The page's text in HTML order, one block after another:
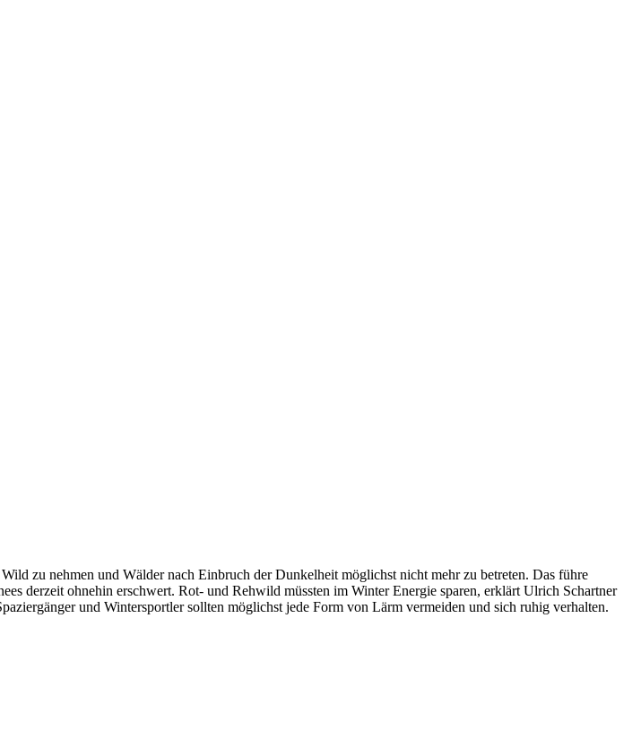
zu nehmen und Wälder nach Einbruch der Dunkelheit möglichst nicht mehr zu betreten. Das führe
derzeit ohnehin erschwert. Rot- und Rehwild müssten im Winter Energie sparen, erklärt Ulrich Schartner
und Wintersportler sollten möglichst jede Form von Lärm vermeiden und sich ruhig verhalten.